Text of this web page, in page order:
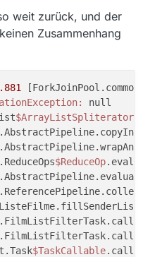
weit zurück, und der
Zusammenhang
null
$ArrayListSpliterator
$ReduceOp
$TaskCallable